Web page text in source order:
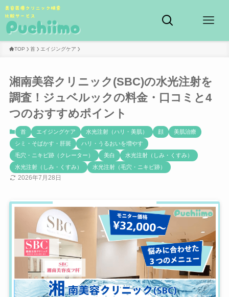
TOP 首 エイジングケア
湘南美容クリニック(SBC)の水光注射を
調査！ジュベルックの料金・口コミと4
つのおすすめポイント
首 エイジングケア 水光注射（ハリ・美肌） 顔
美肌治療
シミ・そばかす・肝斑
ハリ・うるおいを増やす
毛穴・ニキビ跡（クレーター）
美白
水光注射（しみ・くすみ）
水光注射（しみ・くすみ）
水光注射（毛穴・ニキビ跡）
2026年7月28日